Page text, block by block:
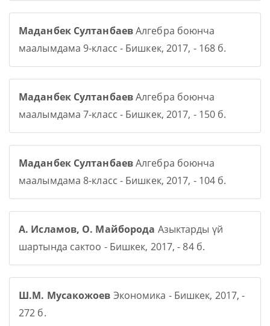
Маданбек СултанбаевАлгебра боюнча
маалымдама 9-класс - Бишкек, 2017, - 168 б.
Маданбек СултанбаевАлгебра боюнча
маалымдама 7-класс - Бишкек, 2017, - 150 б.
Маданбек СултанбаевАлгебра боюнча
маалымдама 8-класс - Бишкек, 2017, - 104 б.
А. Исламов, О. Майборода Азыктарды үй
шартында сактоо - Бишкек, 2017, - 84 б.
Ш.М. Мусакожоев Экономика - Бишкек, 2017, -
272 б.